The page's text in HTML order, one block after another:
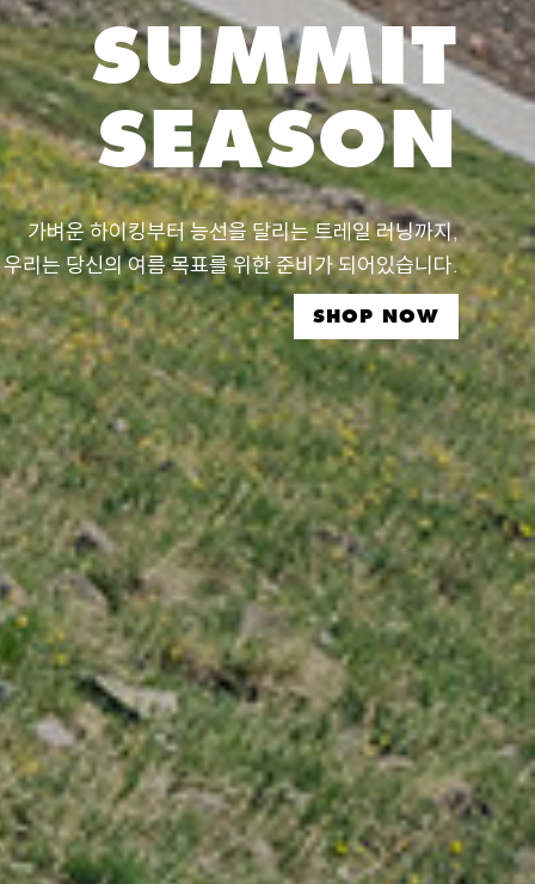
SUMMIT
SEASON
가벼운 하이킹부터 능선을 달리는 트레일 러닝까지,
우리는 당신의 여름 목표를 위한 준비가 되어있습니다.
SHOP NOW